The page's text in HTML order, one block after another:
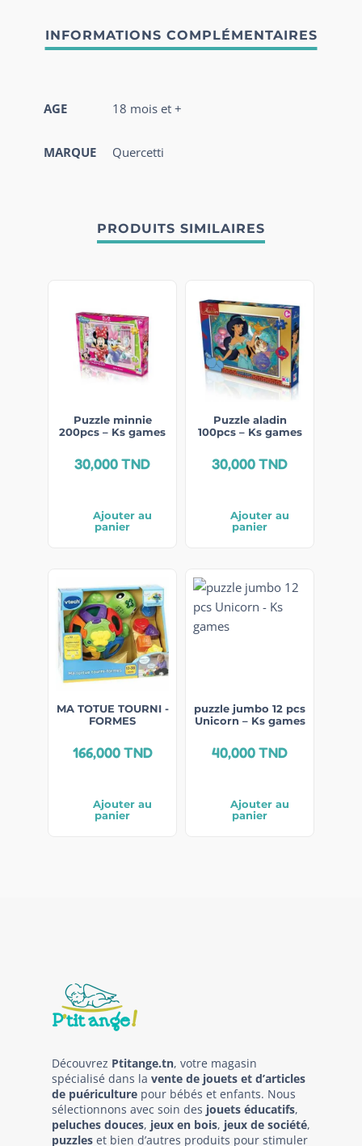
AGE 18 mois et +
MARQUE Quercetti
PRODUITS SIMILAIRES
Puzzle minnie
200pcs – Ks games
30,000TND
Ajouter au
panier
Puzzle aladin
100pcs – Ks games
30,000TND
Ajouter au
panier
MA TOTUE TOURNI -
FORMES
166,000TND
Ajouter au
panier
puzzle jumbo 12 pcs
Unicorn – Ks games
40,000TND
Ajouter au
panier
Découvrez Ptitange.tn, votre magasin
spécialisé dans la vente de jouets et d’articles
de puériculture pour bébés et enfants. Nous
sélectionnons avec soin des jouets éducatifs,
peluches douces, jeux en bois, jeux de société,
puzzles et bien d’autres produits pour stimuler